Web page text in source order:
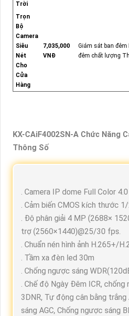
Trời
Trọn
Bộ
Camera
Siêu
Nét
Cho
Cửa
Hàng
7,035,000
VNĐ
Giám sát ban đêm
đêm chất lượng
KX-CAiF4002SN-A Chức Năng
Thông Số
. Camera IP dome Full Color
. Cảm biến CMOS kích thước 1/
. Độ phân giải 4 MP (2688×
trợ (2560×1440)@25/30 fps.
. Chuẩn nén hình ảnh H.265+/
. Tầm xa đèn led 30m
. Chống ngược sáng
. Chế độ Ngày Đêm ICR, chống
3DNR, Tự động cân bằng trắng
sáng AGC, Chống ngược sáng